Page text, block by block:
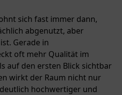
sich fast immer dann,
abgenutzt, aber
Gerade in
oft mehr Qualität im
auf den ersten Blick sichtbar
wirkt der Raum nicht nur
hochwertiger und